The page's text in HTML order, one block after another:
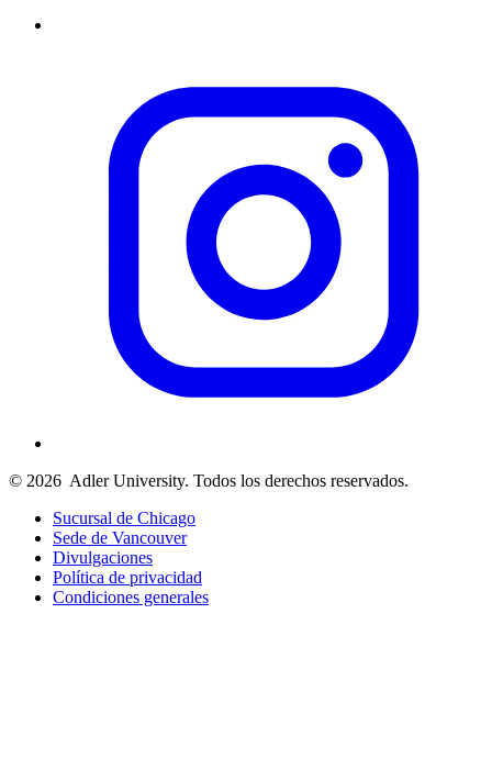
© 2026 Adler University. Todos los derechos reservados.
Sucursal de Chicago
Sede de Vancouver
Divulgaciones
Política de privacidad
Condiciones generales